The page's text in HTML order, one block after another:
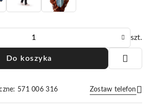
szt.
Do koszyka
571 006 316 Zostaw telefon